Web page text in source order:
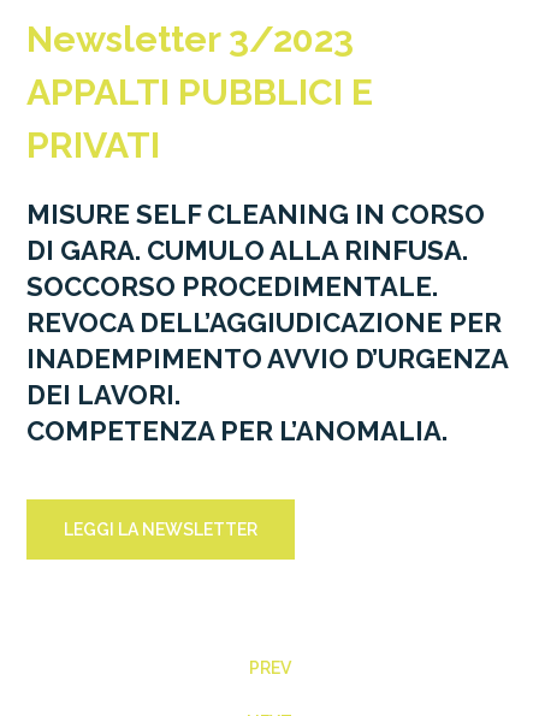
Newsletter 3/2023
APPALTI PUBBLICI E
PRIVATI
MISURE SELF CLEANING IN CORSO
DI GARA. CUMULO ALLA RINFUSA.
SOCCORSO PROCEDIMENTALE.
REVOCA DELL’AGGIUDICAZIONE PER
INADEMPIMENTO AVVIO D’URGENZA
DEI LAVORI.
COMPETENZA PER L’ANOMALIA.
LEGGI LA NEWSLETTER
PREV